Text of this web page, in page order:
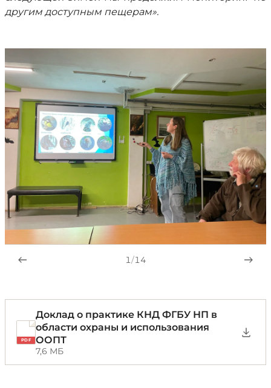
другим доступным пещерам».
1/14
PDF
Доклад о практике КНД ФГБУ НП в
области охраны и использования
ООПТ
7,6 МБ